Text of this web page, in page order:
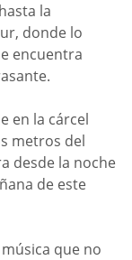
la
donde lo
encuentra
en la cárcel
metros del
desde la noche
de este
que no